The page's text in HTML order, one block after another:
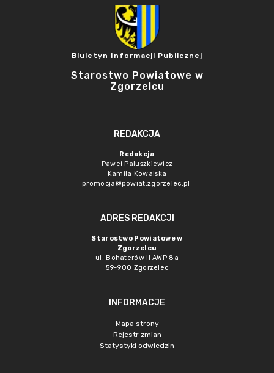
Biuletyn Informacji Publicznej
Starostwo Powiatowe w
Zgorzelcu
REDAKCJA
Redakcja
Paweł Paluszkiewicz
Kamila Kowalska
promocja@powiat.zgorzelec.pl
ADRES REDAKCJI
Starostwo Powiatowe w
Zgorzelcu
ul. Bohaterów II AWP 8a
59-900 Zgorzelec
INFORMACJE
Mapa strony
Rejestr zmian
Statystyki odwiedzin